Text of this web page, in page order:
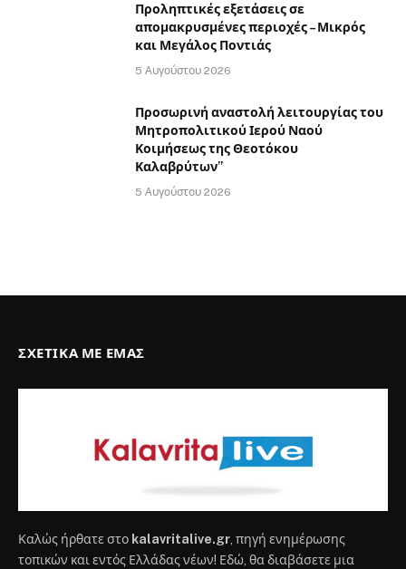
Προληπτικές εξετάσεις σε
απομακρυσμένες περιοχές – Μικρός
και Μεγάλος Ποντιάς
5 Αυγούστου 2026
Προσωρινή αναστολή λειτουργίας του
Μητροπολιτικού Ιερού Ναού
Κοιμήσεως της Θεοτόκου
Καλαβρύτων”
5 Αυγούστου 2026
ΣΧΕΤΙΚΆ ΜΕ ΕΜΆΣ
Καλώς ήρθατε στο kalavritalive.gr, πηγή ενημέρωσης
τοπικών και εντός Ελλάδας νέων! Εδώ, θα διαβάσετε μια